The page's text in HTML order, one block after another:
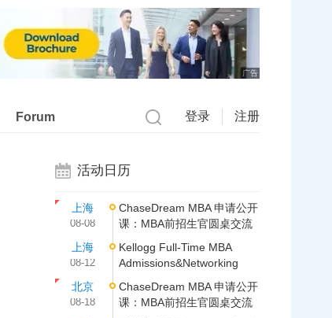
广告
Forum 登录 注册
活动日历
上海
08-08
ChaseDream MBA 申请公开
课：MBA前招生官圆桌交流
上海
08-12
Kellogg Full-Time MBA
Admissions&Networking
北京
08-18
ChaseDream MBA 申请公开
课：MBA前招生官圆桌交流